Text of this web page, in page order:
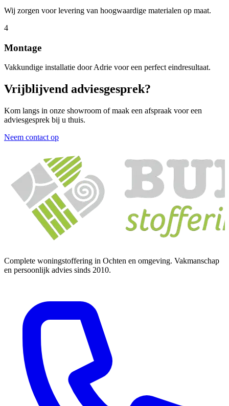
Wij zorgen voor levering van hoogwaardige materialen op maat.
4
Montage
Vakkundige installatie door Adrie voor een perfect eindresultaat.
Vrijblijvend adviesgesprek?
Kom langs in onze showroom of maak een afspraak voor een
adviesgesprek bij u thuis.
Neem contact op
Complete woningstoffering in Ochten en omgeving. Vakmanschap
en persoonlijk advies sinds 2010.